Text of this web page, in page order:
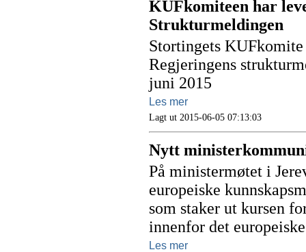
KUFkomiteen har
Strukturmeldingen
Stortingets
Regjeringens
juni 2015
Les mer
Lagt ut 2015-06-05 07:13:03
Nytt
På ministermøtet i
europeiske
som staker ut kursen
innenfor det
Les mer